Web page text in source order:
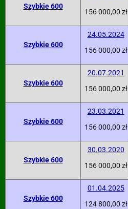
Szybkie 600
156 000,00 zł
Szybkie 600
24.05.2024
156 000,00 zł
Szybkie 600
20.07.2021
156 000,00 zł
Szybkie 600
23.03.2021
156 000,00 zł
Szybkie 600
30.03.2020
156 000,00 zł
Szybkie 600
01.04.2025
124 800,00 zł